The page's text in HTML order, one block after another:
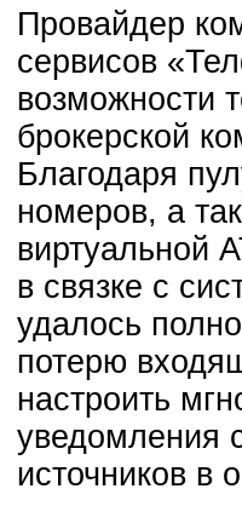
Провайдер
сервисов
возможности
брокерской
Благодаря
номеров, а
виртуальной
в связке с
удалось
потерю
настроить
уведомления
источников в